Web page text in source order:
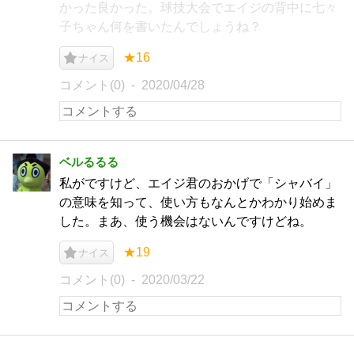
かった良かった。球技大会でエイジの背中に七々
子ちゃん何を書いたんでしょうね？
ナイス ★16
コメント(0) 2020/04/28
ベルるるる
私がですけど、エイジ君のおかげで「シャバイ」
の意味を知って、使い方もなんとかわかり始めま
した。まあ、使う機会はないんですけどね。
ナイス ★19
コメント(0) 2020/03/22